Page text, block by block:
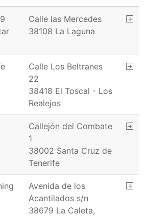
Calle las Mercedes
38108 La Laguna
Calle Los Beltranes
22
38418 El Toscal - Los
Realejos
Callejón del Combate
1
38002 Santa Cruz de
Tenerife
Avenida de los
Acantilados s/n
38679 La Caleta,